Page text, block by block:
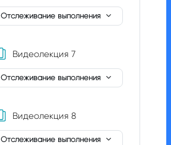
Отслеживание выполнения
Видеолекция 7Книга
Отслеживание выполнения
Видеолекция 8Книга
Отслеживание выполнения